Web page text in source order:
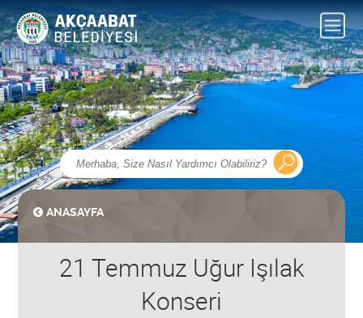
ANASAYFA
21 Temmuz Uğur Işılak
Konseri